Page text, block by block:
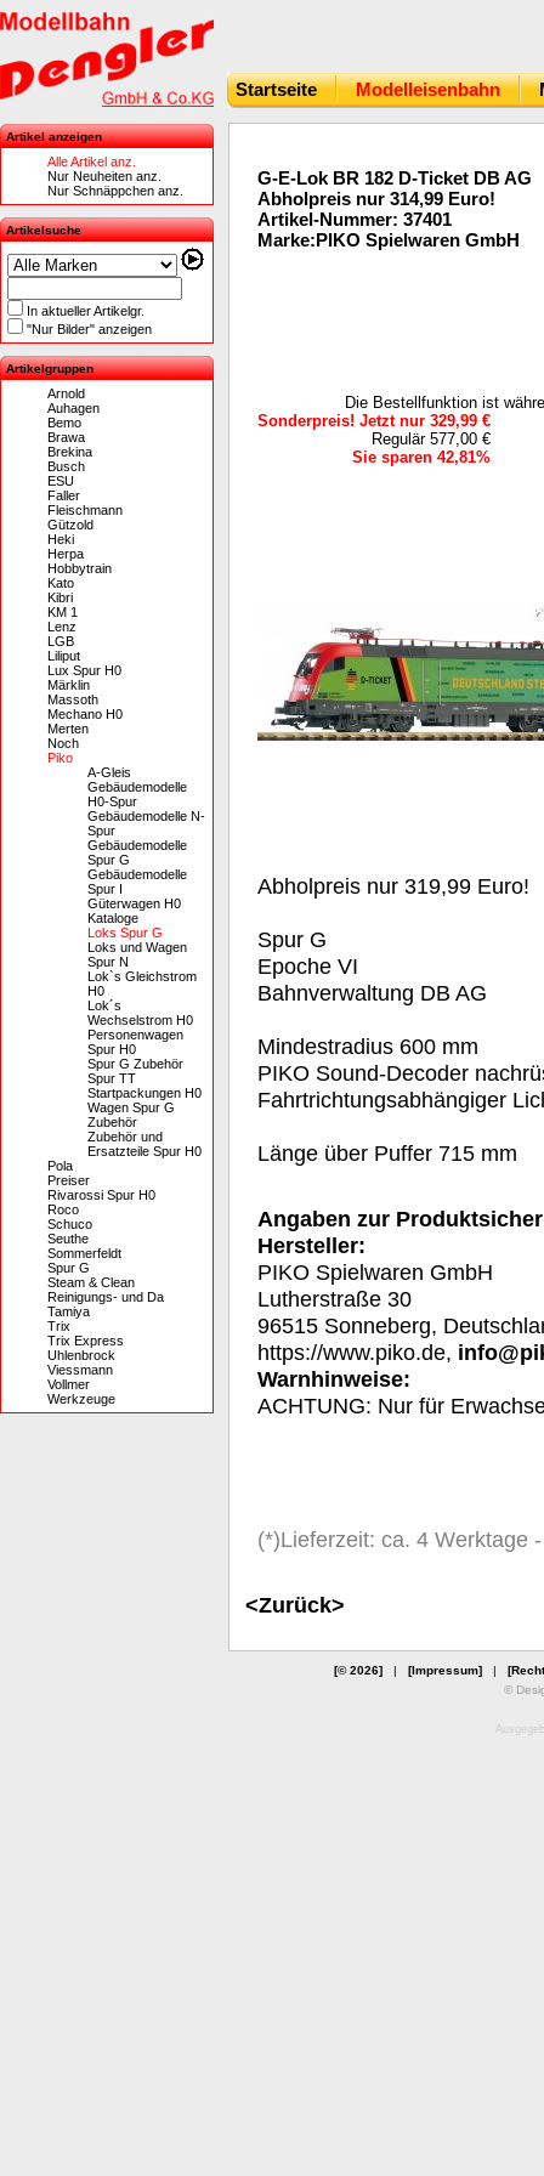
Startseite Modelleisenbahn
Artikel anzeigen
Alle Artikel anz.
Nur Neuheiten anz.
Nur Schnäppchen anz.
Artikelsuche
In aktueller Artikelgr.
"Nur Bilder" anzeigen
Artikelgruppen
Arnold
Auhagen
Bemo
Brawa
Brekina
Busch
ESU
Faller
Fleischmann
Gützold
Heki
Herpa
Hobbytrain
Kato
Kibri
KM 1
Lenz
LGB
Liliput
Lux Spur H0
Märklin
Massoth
Mechano H0
Merten
Noch
Piko
A-Gleis
Gebäudemodelle
H0-Spur
Gebäudemodelle N-
Spur
Gebäudemodelle
Spur G
Gebäudemodelle
Spur I
Güterwagen H0
Kataloge
Loks Spur G
Loks und Wagen
Spur N
Lok`s Gleichstrom
H0
Lok´s
Wechselstrom H0
Personenwagen
Spur H0
Spur G Zubehör
Spur TT
Startpackungen H0
Wagen Spur G
Zubehör
Zubehör und
Ersatzteile Spur H0
Pola
Preiser
Rivarossi Spur H0
Roco
Schuco
Seuthe
Sommerfeldt
Spur G
Steam & Clean
Reinigungs- und Da
Tamiya
Trix
Trix Express
Uhlenbrock
Viessmann
Vollmer
Werkzeuge
G-E-Lok BR 182 D-Ticket DB AG
Abholpreis nur 314,99 Euro!
Artikel-Nummer: 37401
Marke:PIKO Spielwaren GmbH
Die Bestellfunktion ist
Sonderpreis! Jetzt nur 329,99 €
Regulär 577,00 €
Sie sparen 42,81%
Abholpreis nur 319,99 Euro!
Spur G
Epoche VI
Bahnverwaltung DB AG
Mindestradius 600 mm
PIKO Sound-Decoder
Fahrtrichtungsabhängiger
Länge über Puffer 715 mm
Angaben zur
Hersteller:
PIKO Spielwaren GmbH
Lutherstraße 30
96515 Sonneberg,
https://www.piko.de,
Warnhinweise:
ACHTUNG: Nur für
(*)Lieferzeit: ca. 4 Werktage
<Zurück>
[© 2026]| [Impressum]|
©